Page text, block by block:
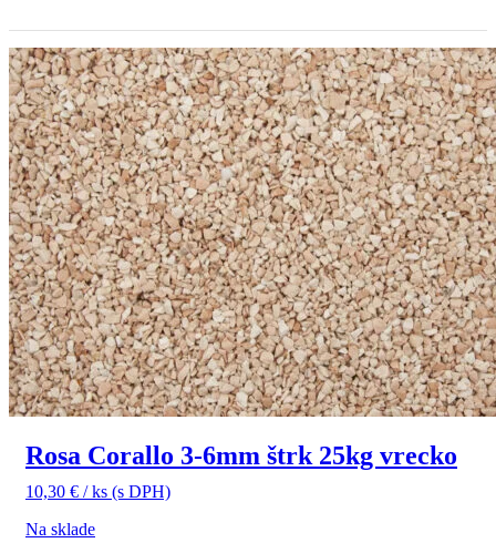
Rosa Corallo 3-6mm štrk 25kg vrecko
10,30 € / ks (s DPH)
Na sklade